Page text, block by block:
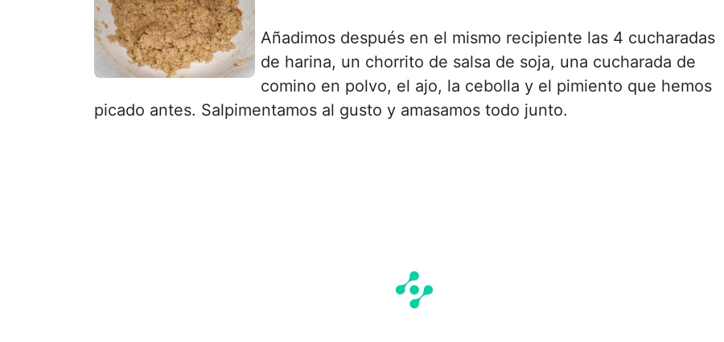
Añadimos después en el mismo recipiente las 4 cucharadas
de harina, un chorrito de salsa de soja, una cucharada de
comino en polvo, el ajo, la cebolla y el pimiento que hemos
picado antes. Salpimentamos al gusto y amasamos todo junto.